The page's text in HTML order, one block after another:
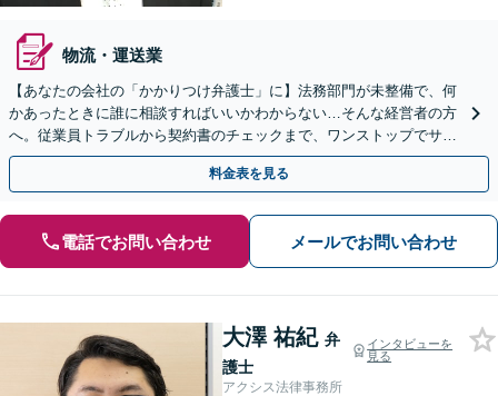
物流・運送業
【あなたの会社の「かかりつけ弁護士」に】法務部門が未整備で、何
かあったときに誰に相談すればいいかわからない…そんな経営者の方
へ。従業員トラブルから契約書のチェックまで、ワンストップでサポ
ートします。
料金表を見る
電話でお問い合わせ メールでお問い合わせ
大澤 祐紀 弁
護士
インタビューを
見る
アクシス法律事務所